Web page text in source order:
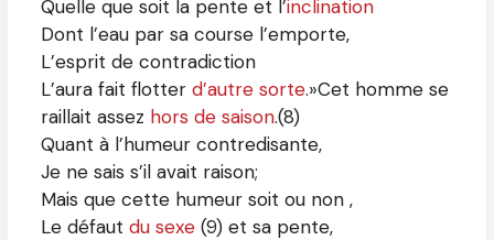
Quelle que soit la pente et l’inclination
Dont l’eau par sa course l’emporte,
L’esprit de contradiction
L’aura fait flotter d’autre sorte.»Cet homme se
raillait assez hors de saison.(8)
Quant à l’humeur contredisante,
Je ne sais s’il avait raison;
Mais que cette humeur soit ou non ,
Le défaut du sexe (9) et sa pente,